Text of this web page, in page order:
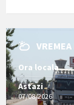
VREMEA
Ora locala
Astazi
07/08/2026